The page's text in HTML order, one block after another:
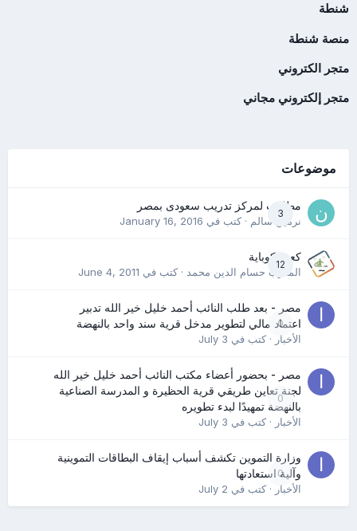
شنطة
منصة شنطة
متجر الكتروني
متجر إلكتروني مجاني
موضوعات
3
مطلوب لمركز تدريب سعودى بمصر
نرمين سالم· كتب في January 16, 2016
12
كعب كوباية
المدرب حسام الدين محمد· كتب في June 4, 2011
0
مصر - بعد طلب النائب أحمد خليل خير الله تدبير
اعتماد مالي لتطوير مدخل قرية سند واحد بالنهضة
الأخبار· كتب في July 3
0
مصر - بحضور أعضاء مكتب النائب أحمد خليل خير الله
لجنة تعاين طريقي قرية الحظيرة و المدرسة الصناعية
بالنهضة تمهيدًا لبدء تطويره
الأخبار· كتب في July 3
0
وزارة التموين تكشف أسباب إيقاف البطاقات التموينية
وآلية استعادتها
الأخبار· كتب في July 2